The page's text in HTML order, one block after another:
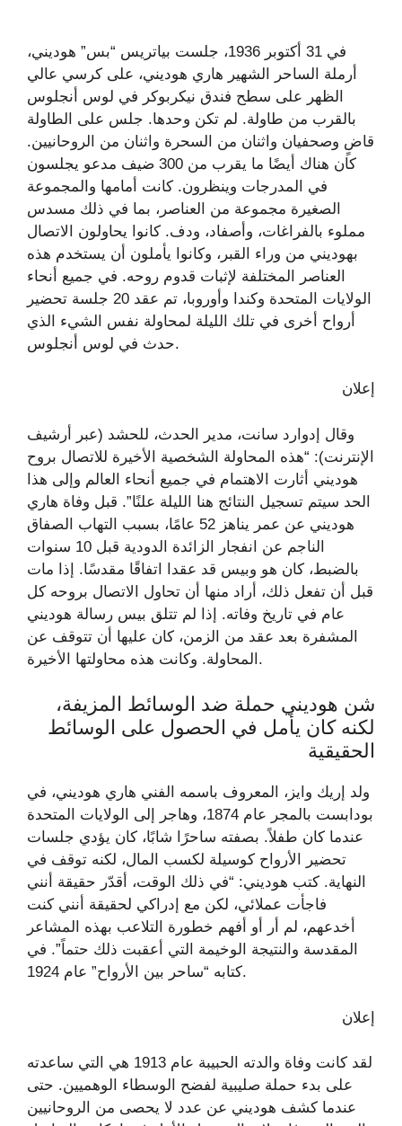
في 31 أكتوبر 1936، جلست بياتريس “بس” هوديني،
أرملة الساحر الشهير هاري هوديني، على كرسي عالي
الظهر على سطح فندق نيكربوكر في لوس أنجلوس
بالقرب من طاولة. لم تكن وحدها. جلس على الطاولة
قاضٍ وصحفيان واثنان من السحرة واثنان من الروحانيين.
كان هناك أيضًا ما يقرب من 300 ضيف مدعو يجلسون
في المدرجات وينظرون. كانت أمامها والمجموعة
الصغيرة مجموعة من العناصر، بما في ذلك مسدس
مملوء بالفراغات، وأصفاد، ودف. كانوا يحاولون الاتصال
بهوديني من وراء القبر، وكانوا يأملون أن يستخدم هذه
العناصر المختلفة لإثبات قدوم روحه. في جميع أنحاء
الولايات المتحدة وكندا وأوروبا، تم عقد 20 جلسة تحضير
أرواح أخرى في تلك الليلة لمحاولة نفس الشيء الذي
حدث في لوس أنجلوس.
إعلان
وقال إدوارد سانت، مدير الحدث، للحشد (عبر أرشيف
الإنترنت): “هذه المحاولة الشخصية الأخيرة للاتصال بروح
هوديني أثارت الاهتمام في جميع أنحاء العالم وإلى هذا
الحد سيتم تسجيل النتائج هنا الليلة علنًا”. قبل وفاة هاري
هوديني عن عمر يناهز 52 عامًا، بسبب التهاب الصفاق
الناجم عن انفجار الزائدة الدودية قبل 10 سنوات
بالضبط، كان هو وبيس قد عقدا اتفاقًا مقدسًا. إذا مات
قبل أن تفعل ذلك، أراد منها أن تحاول الاتصال بروحه كل
عام في تاريخ وفاته. إذا لم تتلق بيس رسالة هوديني
المشفرة بعد عقد من الزمن، كان عليها أن تتوقف عن
المحاولة. وكانت هذه محاولتها الأخيرة.
شن هوديني حملة ضد الوسائط المزيفة،
لكنه كان يأمل في الحصول على الوسائط
الحقيقية
ولد إريك وايز، المعروف باسمه الفني هاري هوديني، في
بودابست بالمجر عام 1874، وهاجر إلى الولايات المتحدة
عندما كان طفلاً. بصفته ساحرًا شابًا، كان يؤدي جلسات
تحضير الأرواح كوسيلة لكسب المال، لكنه توقف في
النهاية. كتب هوديني: “في ذلك الوقت، أقدّر حقيقة أنني
فاجأت عملائي، لكن مع إدراكي لحقيقة أنني كنت
أخدعهم، لم أر أو أفهم خطورة التلاعب بهذه المشاعر
المقدسة والنتيجة الوخيمة التي أعقبت ذلك حتماً”. في
كتابه “ساحر بين الأرواح” عام 1924.
إعلان
لقد كانت وفاة والدته الحبيبة عام 1913 هي التي ساعدته
على بدء حملة صليبية لفضح الوسطاء الوهميين. حتى
عندما كشف هوديني عن عدد لا يحصى من الروحانيين